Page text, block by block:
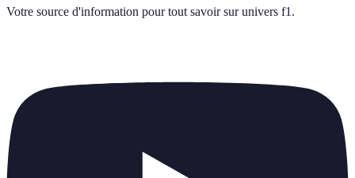
Votre source d'information pour tout savoir sur univers f1 .